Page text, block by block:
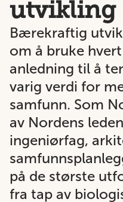
utvikling
Bærekraftig
om å bruke
anledning til å
varig verdi for
samfunn. Som
av Nordens
ingeniørfag,
på de største
fra tap av